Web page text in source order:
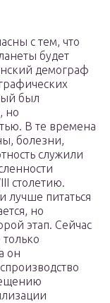
с тем, что
будет
демограф
был
но
В те времена
болезни,
служили
столетию.
лучше питаться
но
этап. Сейчас
он